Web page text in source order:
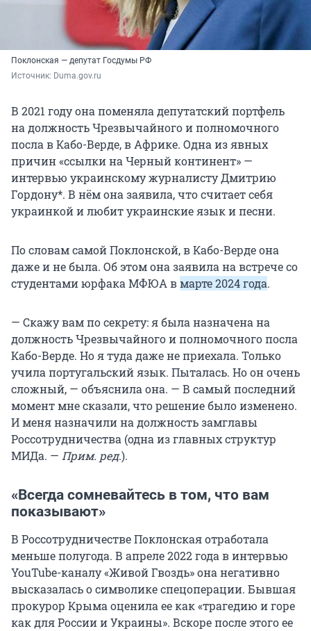
Поклонская — депутат Госдумы РФ
Источник: Duma.gov.ru
В 2021 году она поменяла депутатский портфель
на должность Чрезвычайного и полномочного
посла в Кабо-Верде, в Африке. Одна из явных
причин «ссылки на Черный континент» —
интервью украинскому журналисту Дмитрию
Гордону*. В нём она заявила, что считает себя
украинкой и любит украинские язык и песни.
По словам самой Поклонской, в Кабо-Верде она
даже и не была. Об этом она заявила на встрече со
студентами юрфака МФЮА вмарте 2024 года.
— Скажу вам по секрету: я была назначена на
должность Чрезвычайного и полномочного посла
Кабо-Верде. Но я туда даже не приехала. Только
учила португальский язык. Пыталась. Но он очень
сложный, — объяснила она. — В самый последний
момент мне сказали, что решение было изменено.
И меня назначили на должность замглавы
Россотрудничества (одна из главных структур
МИДа. — Прим. ред.).
«Всегда сомневайтесь в том, что вам
показывают»
В Россотрудничестве Поклонская отработала
меньше полугода. В апреле 2022 года в интервью
YouTube-каналу «Живой Гвоздь» она негативно
высказалась о символике спецоперации. Бывшая
прокурор Крыма оценила ее как «трагедию и горе
как для России и Украины». Вскоре после этого ее